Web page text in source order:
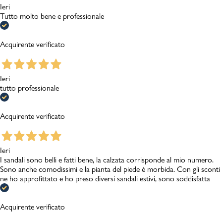
Ieri
Tutto molto bene e professionale
Acquirente verificato
Ieri
tutto professionale
Acquirente verificato
Ieri
I sandali sono belli e fatti bene, la calzata corrisponde al mio numero.
Sono anche comodissimi e la pianta del piede è morbida. Con gli sconti
ne ho approfittato e ho preso diversi sandali estivi, sono soddisfatta
Acquirente verificato